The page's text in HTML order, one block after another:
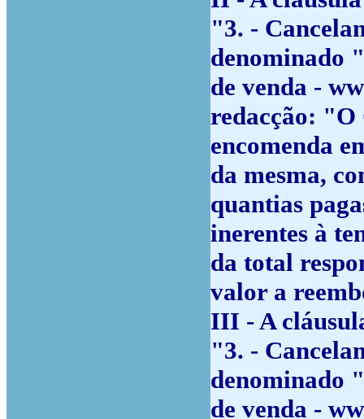
"3. -
denominado
de venda -
redacção: "O
encomenda
da mesma,
quantias
inerentes à
da total
valor a
III - A
"3. -
denominado
de venda -